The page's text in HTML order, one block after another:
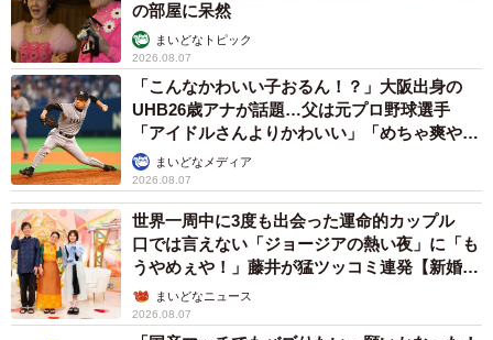
の部屋に呆然
まいどなトピック
2026.08.07
「こんなかわいい子おるん！？」大阪出身の
UHB26歳アナが話題…父は元プロ野球選手
「アイドルさんよりかわいい」「めちゃ爽や
か」まいどなメディア
2026.08.07
世界一周中に3度も出会った運命的カップル
口では言えない「ジョージアの熱い夜」に「も
うやめぇや！」藤井が猛ツッコミ連発【新婚さ
ん】まいどなニュース
2026.08.07